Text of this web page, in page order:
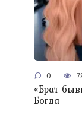
0
«Брат
Богда